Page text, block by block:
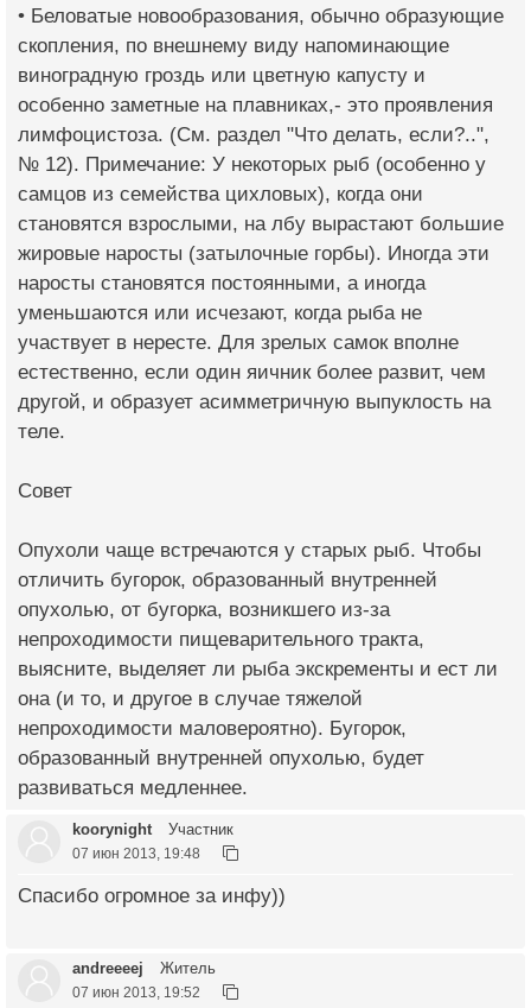
• Беловатые новообразования, обычно образующие
скопления, по внешнему виду напоминающие
виноградную гроздь или цветную капусту и
особенно заметные на плавниках,- это проявления
лимфоцистоза. (См. раздел "Что делать, если?..",
№ 12). Примечание: У некоторых рыб (особенно у
самцов из семейства цихловых), когда они
становятся взрослыми, на лбу вырастают большие
жировые наросты (затылочные горбы). Иногда эти
наросты становятся постоянными, а иногда
уменьшаются или исчезают, когда рыба не
участвует в нересте. Для зрелых самок вполне
естественно, если один яичник более развит, чем
другой, и образует асимметричную выпуклость на
теле.
Совет
Опухоли чаще встречаются у старых рыб. Чтобы
отличить бугорок, образованный внутренней
опухолью, от бугорка, возникшего из-за
непроходимости пищеварительного тракта,
выясните, выделяет ли рыба экскременты и ест ли
она (и то, и другое в случае тяжелой
непроходимости маловероятно). Бугорок,
образованный внутренней опухолью, будет
развиваться медленнее.
koorynight Участник
07 июн 2013, 19:48
Спасибо огромное за инфу))
andreeeej Житель
07 июн 2013, 19:52